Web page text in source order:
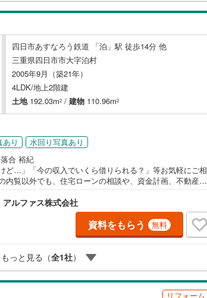
四日市あすなろう鉄道 「泊」駅 徒歩14分 他
三重県四日市市大字泊村
2005年9月（築21年）
4LDK/地上2階建
土地192.03m2 / 建物 110.96m2
り
水回り写真あり
落合 裕紀
ど…」「今の収入でいくら借りられる？」等お気軽にご相
内覧以外でも、住宅ローンの相談や、資金計画、不動産購
ルファス株式会社
資料をもらう 無料
っと見る（全1社）
リフォーム